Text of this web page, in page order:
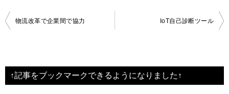
投
ビ
ゲ
物流改革で企業間で協力 IoT自己診断ツール
↑記事をブックマークできるようになりました↑